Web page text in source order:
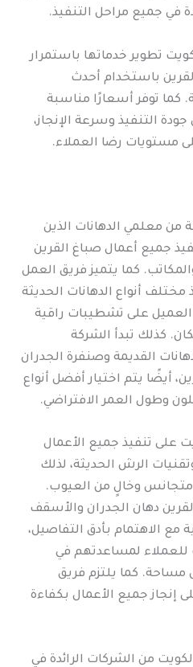
في جميع مراحل التنفيذ.
تطوير خدماتها باستمرار
باستخدام أحدث
كما توفر أسعارًا مناسبة
التنفيذ وسرعة الإنجاز،
مستويات رضا العملاء.
من معلمي الدهانات الذين
جميع أعمال صباغ القرين
كما يتميز فريق العمل
مختلف أنواع الدهانات الحديثة
على تشطيبات راقية
كذلك تبدأ الشركة
القديمة وصنفرة الجدران
أيضًا يتم اختيار أفضل أنواع
وطول العمر الافتراضي.
على تنفيذ جميع الأعمال
الرش الحديثة، لذلك
وخالٍ من العيوب.
دهان الجدران والأسقف
مع الاهتمام بأدق التفاصيل،
للعملاء لمساعدتهم في
مساحة. كما يلتزم فريق
إنجاز جميع الأعمال بكفاءة
من الشركات الرائدة في